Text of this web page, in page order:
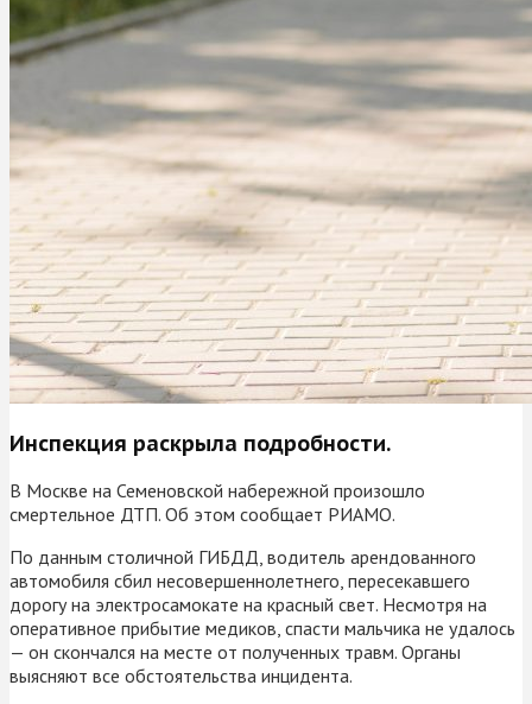
Инспекция раскрыла подробности.
В Москве на Семеновской набережной произошло
смертельное ДТП. Об этом сообщает РИАМО.
По данным столичной ГИБДД, водитель арендованного
автомобиля сбил несовершеннолетнего, пересекавшего
дорогу на электросамокате на красный свет. Несмотря на
оперативное прибытие медиков, спасти мальчика не удалось
— он скончался на месте от полученных травм. Органы
выясняют все обстоятельства инцидента.